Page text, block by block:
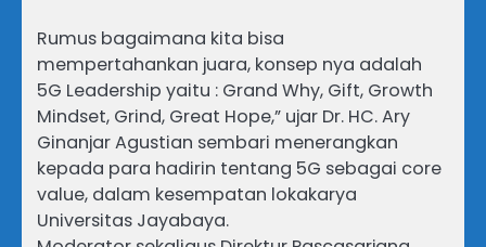
Rumus bagaimana kita bisa
mempertahankan juara, konsep nya adalah
5G Leadership yaitu : Grand Why, Gift, Growth
Mindset, Grind, Great Hope,” ujar Dr. HC. Ary
Ginanjar Agustian sembari menerangkan
kepada para hadirin tentang 5G sebagai core
value, dalam kesempatan lokakarya
Universitas Jayabaya.